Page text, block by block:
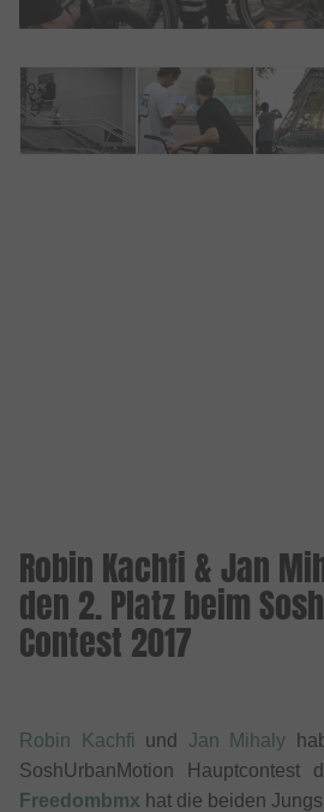
Robin Kachfi & Jan
den 2. Platz beim
Contest 2017
Robin Kachfi und Jan Mihaly
SoshUrbanMotion Hauptcontest
Freedombmx hat die beiden